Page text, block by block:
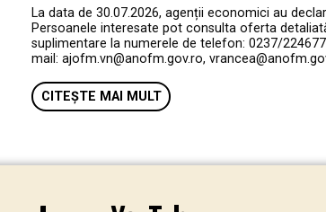
La data de 30.07.2026, agenții economici au
Persoanele interesate pot consulta oferta
suplimentare la numerele de telefon: 0237/
mail: ajofm.vn@anofm.gov.ro,
CITEȘTE MAI MULT